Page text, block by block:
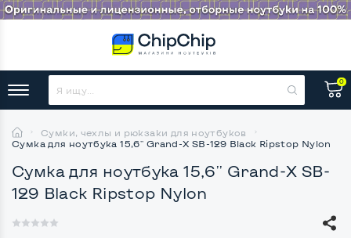
0
Сумки, чехлы и рюкзаки для ноутбуков
Сумка для ноутбука 15,6'' Grand-X SB-129 Black Ripstop Nylon
Сумка для ноутбука 15,6'' Grand-X SB-
129 Black Ripstop Nylon